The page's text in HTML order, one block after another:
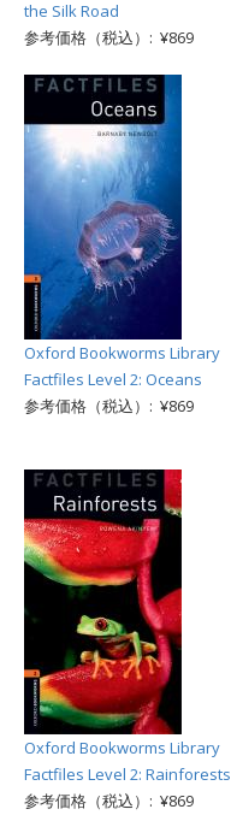
the Silk Road
参考価格（税込）: ¥869
Oxford Bookworms Library
Factfiles Level 2: Oceans
参考価格（税込）: ¥869
Oxford Bookworms Library
Factfiles Level 2: Rainforests
参考価格（税込）: ¥869